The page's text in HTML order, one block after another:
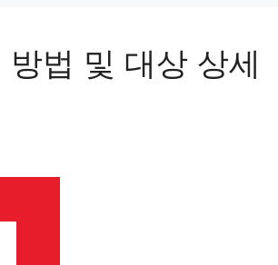
법 및 대상 상세